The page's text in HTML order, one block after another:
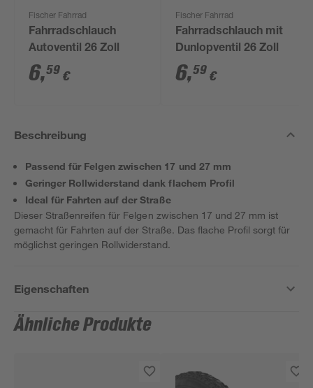
Fischer Fahrrad
Fahrradschlauch
Autoventil 26 Zoll
6,59 €
Fischer Fahrrad
Fahrradschlauch mit
Dunlopventil 26 Zoll
6,59 €
Beschreibung
Passend für Felgen zwischen 17 und 27 mm
Geringer Rollwiderstand dank flachem Profil
Ideal für Fahrten auf der Straße
Dieser Straßenreifen für Felgen zwischen 17 und 27 mm ist
gemacht für Fahrten auf der Straße. Das flache Profil sorgt für
möglichst geringen Rollwiderstand.
Eigenschaften
Ähnliche Produkte